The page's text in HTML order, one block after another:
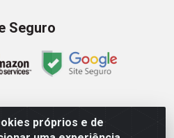
próprios e de
Seguro
LTDA - Av. Senador Queiróz, 274